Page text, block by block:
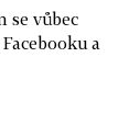
se vůbec
a